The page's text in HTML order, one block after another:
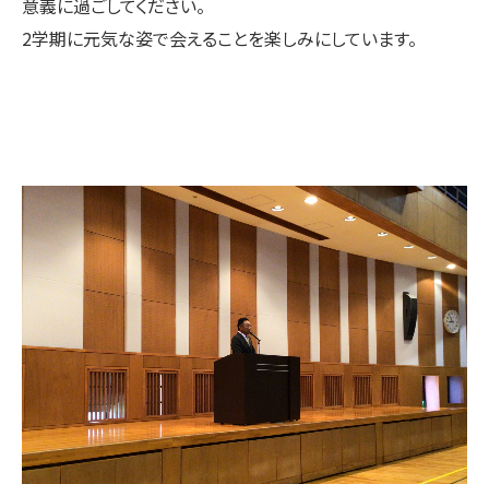
意義に過ごしてください。
2学期に元気な姿で会えることを楽しみにしています。